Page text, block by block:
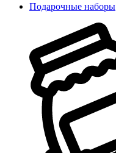
Подарочные наборы